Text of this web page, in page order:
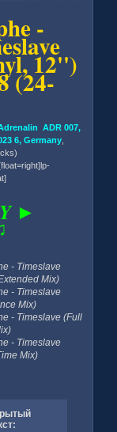
-
12'')
(24-
ADR 007,
6, Germany
►
- Timeslave
Mix)
- Timeslave
Mix)
- Timeslave (Full
- Timeslave
Mix)